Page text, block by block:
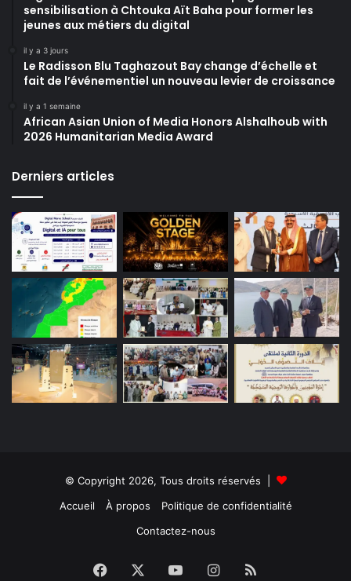
sensibilisation à Chtouka Aït Baha pour former les
jeunes aux métiers du digital
il y a 3 jours
Le Radisson Blu Taghazout Bay change d’échelle et
fait de l’événementiel un nouveau levier de croissance
il y a 1 semaine
African Asian Union of Media Honors Alshalhoub with
2026 Humanitarian Media Award
Derniers articles
© Copyright 2026, Tous droits réservés |
Accueil
À propos
Politique de confidentialité
Contactez-nous
Facebook YouTubeInstagram